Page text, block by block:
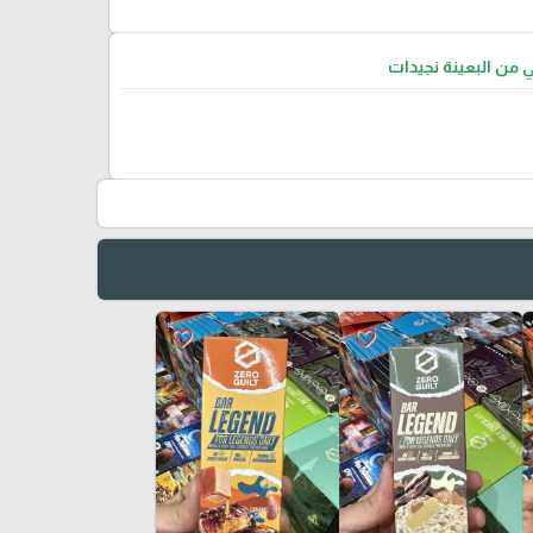
من البعينة نجيدات
favorite_border
favorite_border